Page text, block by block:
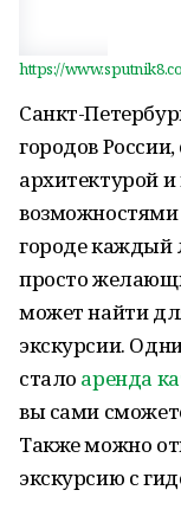
https://
Санкт-
городов
архитектурой
возможностями
городе каждый
просто
может найти
экскурсии.
стало аренда
вы сами
Также можно
экскурсию с